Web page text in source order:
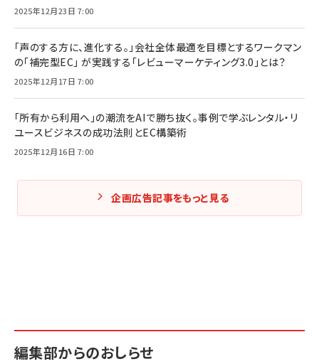
2025年12月23日 7:00
「声のする方に、進化する。」会社全体最適を目標とするワークマン
の「補完型EC」 が実践する「レビューマーケティング3.0」とは？
2025年12月17日 7:00
「所有から利用へ」の潮流をAIで勝ち抜く。事例で学ぶレンタル・リ
ユースビジネスの成功法則とEC構築術
2025年12月16日 7:00
企画広告記事をもっと見る
編集部からのおしらせ